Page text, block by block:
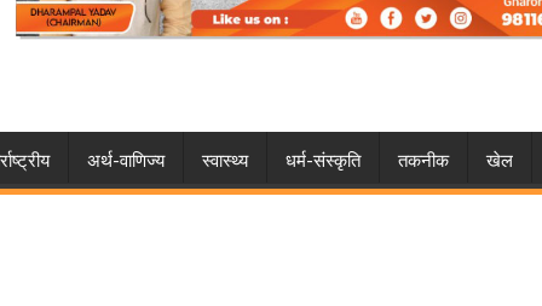
अर्थ-वाणिज्य स्वास्थ्य धर्म-संस्कृति तकनीक खेल